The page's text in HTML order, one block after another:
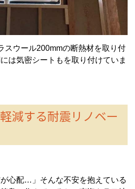
スウール200mmの断熱材を取り付
は気密シートもを取り付けていま
減する耐震リノベー
が心配…」そんな不安を抱えている